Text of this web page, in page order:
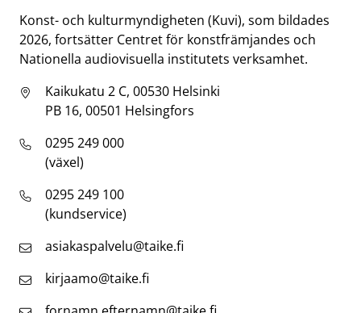
Konst- och kulturmyndigheten (Kuvi), som bildades
2026, fortsätter Centret för konstfrämjandes och
Nationella audiovisuella institutets verksamhet.
Kaikukatu 2 C, 00530 Helsinki
PB 16, 00501 Helsingfors
0295 249 000
(växel)
0295 249 100
(kundservice)
asiakaspalvelu@taike.fi
kirjaamo@taike.fi